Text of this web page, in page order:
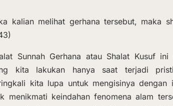
kalian melihat gerhana tersebut, maka
Sunnah Gerhana atau Shalat Kusuf
kita lakukan hanya saat terjadi
kita lupa untuk mengisinya dengan
menikmati keindahan fenomena alam